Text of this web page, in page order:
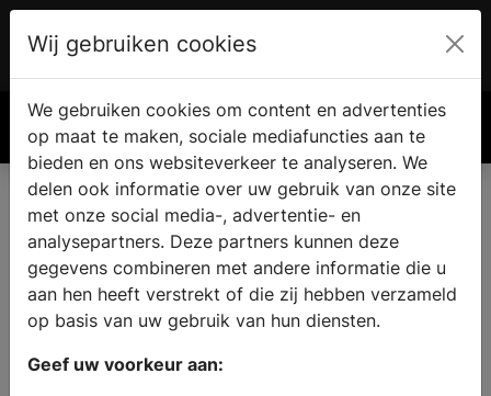
€ 0.00
Wij gebruiken cookies
We gebruiken cookies om content en advertenties
op maat te maken, sociale mediafuncties aan te
bieden en ons websiteverkeer te analyseren. We
delen ook informatie over uw gebruik van onze site
met onze social media-, advertentie- en
analysepartners. Deze partners kunnen deze
gegevens combineren met andere informatie die u
aan hen heeft verstrekt of die zij hebben verzameld
op basis van uw gebruik van hun diensten.
Geef uw voorkeur aan: